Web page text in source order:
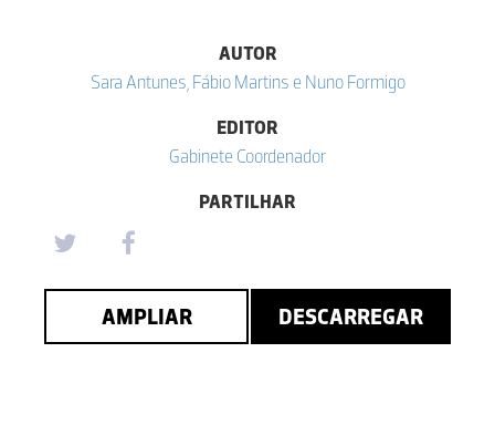
AUTOR
Sara Antunes, Fábio Martins e Nuno Formigo
EDITOR
Gabinete Coordenador
PARTILHAR
AMPLIAR DESCARREGAR